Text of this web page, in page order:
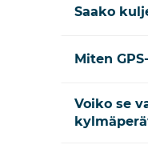
Saako
Miten
Voiko se